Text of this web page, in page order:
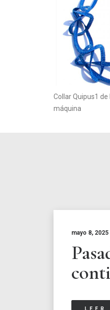
Collar Quipus1
máquina
mayo 8, 2025
LEER